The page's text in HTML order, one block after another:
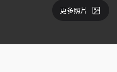
更多照片